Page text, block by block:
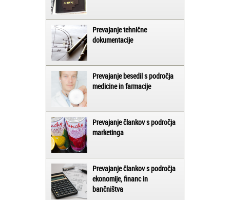
Prevajanje tehnične
dokumentacije
Prevajanje besedil s področja
medicine in farmacije
Prevajanje člankov s področja
marketinga
Prevajanje člankov s področja
ekonomije, financ in
bančništva